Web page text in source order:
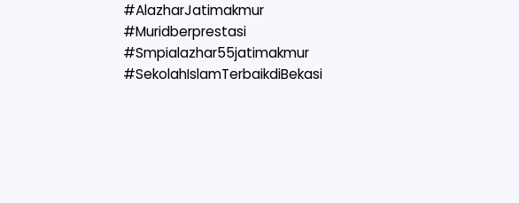
#AlazharJatimakmur
#Muridberprestasi
#Smpialazhar55jatimakmur
#SekolahIslamTerbaikdiBekasi